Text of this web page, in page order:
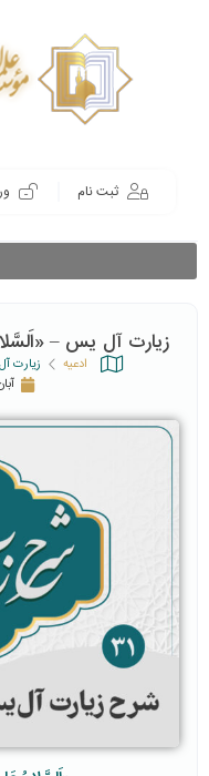
ثبت نام
زیارت آل یس –
ادعیه
زیارت
آبان 2,